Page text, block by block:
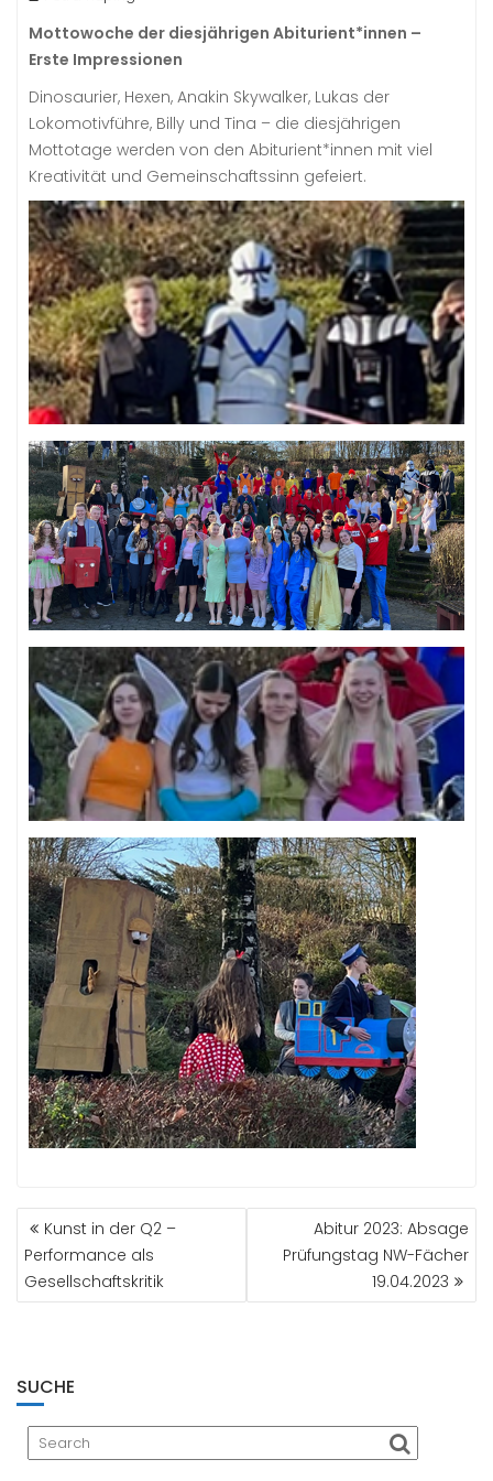
Mottowoche der diesjährigen Abiturient*innen –
Erste Impressionen
Dinosaurier, Hexen, Anakin Skywalker, Lukas der
Lokomotivführe, Billy und Tina – die diesjährigen
Mottotage werden von den Abiturient*innen mit viel
Kreativität und Gemeinschaftssinn gefeiert.
BEITRAGSNAVIGATION
Kunst in der Q2 –
Performance als
Gesellschaftskritik
Abitur 2023: Absage
Prüfungstag NW-Fächer
19.04.2023
SUCHE